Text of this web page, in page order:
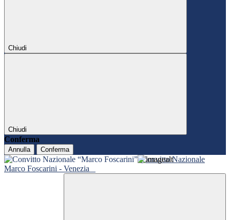
Chiudi
Chiudi
Conferma
Annulla Conferma
Convitto Nazionale
Marco Foscarini - Venezia